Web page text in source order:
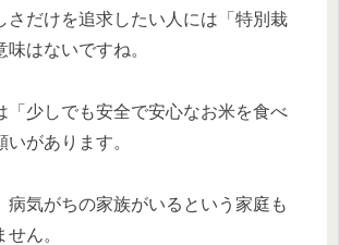
さだけを追求したい人には「特別栽
はないですね。
「少しでも安全で安心なお米を食べ
があります。
病気がちの家族がいるという家庭も
ん。